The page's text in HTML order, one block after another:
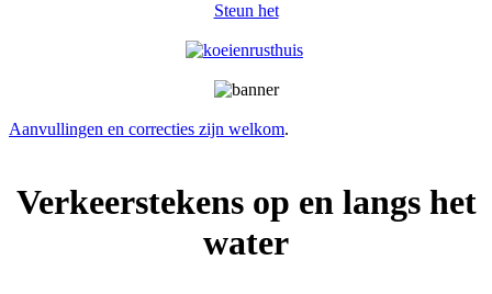
Steun het
Aanvullingen en correcties zijn welkom.
Verkeerstekens op en langs het
water